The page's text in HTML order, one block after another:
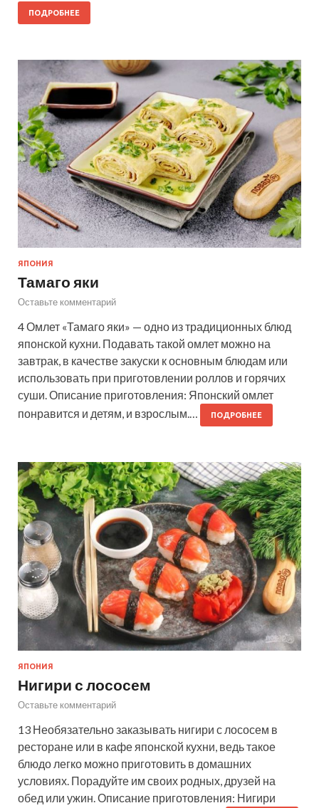
ПОДРОБНЕЕ
ЯПОНИЯ
Тамаго яки
Оставьте комментарий
4 Омлет «Тамаго яки» — одно из традиционных блюд
японской кухни. Подавать такой омлет можно на
завтрак, в качестве закуски к основным блюдам или
использовать при приготовлении роллов и горячих
суши. Описание приготовления: Японский омлет
понравится и детям, и взрослым.…
ПОДРОБНЕЕ
ЯПОНИЯ
Нигири с лососем
Оставьте комментарий
13 Необязательно заказывать нигири с лососем в
ресторане или в кафе японской кухни, ведь такое
блюдо легко можно приготовить в домашних
условиях. Порадуйте им своих родных, друзей на
обед или ужин. Описание приготовления: Нигири